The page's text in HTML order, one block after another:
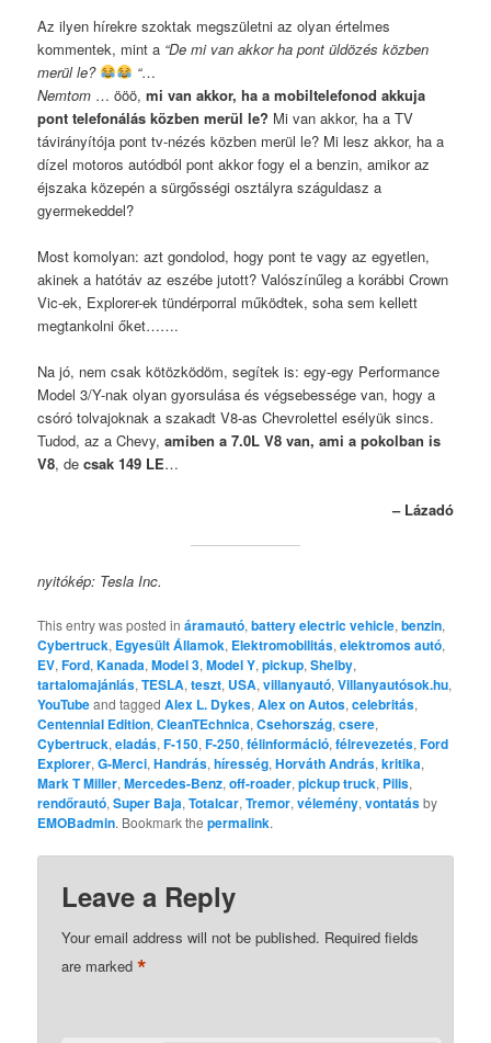
Az ilyen hírekre szoktak megszületni az olyan értelmes
kommentek, mint a “De mi van akkor ha pont üldözés közben
merül le?
“…
Nemtom … ööö,mi van akkor, ha a mobiltelefonod akkuja
pont telefonálás közben merül le? Mi van akkor, ha a TV
távirányítója pont tv-nézés közben merül le? Mi lesz akkor, ha a
dízel motoros autódból pont akkor fogy el a benzin, amikor az
éjszaka közepén a sürgősségi osztályra száguldasz a
gyermekeddel?
Most komolyan: azt gondolod, hogy pont te vagy az egyetlen,
akinek a hatótáv az eszébe jutott? Valószínűleg a korábbi Crown
Vic-ek, Explorer-ek tündérporral működtek, soha sem kellett
megtankolni őket…….
Na jó, nem csak kötözködöm, segítek is: egy-egy Performance
Model 3/Y-nak olyan gyorsulása és végsebessége van, hogy a
csóró tolvajoknak a szakadt V8-as Chevrolettel esélyük sincs.
Tudod, az a Chevy,amiben a 7.0L V8 van, ami a pokolban is
V8, decsak 149 LE…
– Lázadó
nyitókép: Tesla Inc.
This entry was posted ináramautó,battery electric vehicle,benzin,
Cybertruck, Egyesült Államok, Elektromobilitás,elektromos autó,
EV,Ford,Kanada,Model 3,Model Y,pickup,Shelby,
tartalomajánlás,TESLA,teszt, USA,villanyautó,Villanyautósok.hu,
YouTubeand taggedAlex L. Dykes,Alex on Autos,celebritás,
Centennial Edition,CleanTEchnica,Csehország,csere,
Cybertruck,eladás,F-150,F-250,félinformáció,félrevezetés,Ford
Explorer,G-Merci,Handrás,híresség,Horváth András,kritika,
Mark T Miller,Mercedes-Benz,off-roader,pickup truck, Pilis,
rendőrautó,Super Baja,Totalcar,Tremor,vélemény,vontatásby
EMOBadmin. Bookmark thepermalink.
Leave a Reply
Your email address will not be published. Required fields
are marked*